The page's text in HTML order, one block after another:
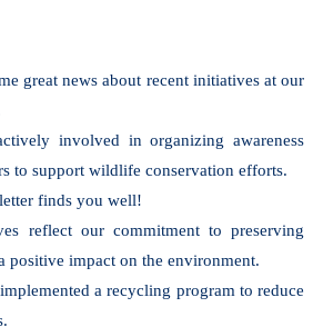
great news about recent initiatives at our
involved in organizing awareness
to support wildlife conservation efforts.
finds you well!
reflect our commitment to preserving
positive impact on the environment.
a recycling program to reduce